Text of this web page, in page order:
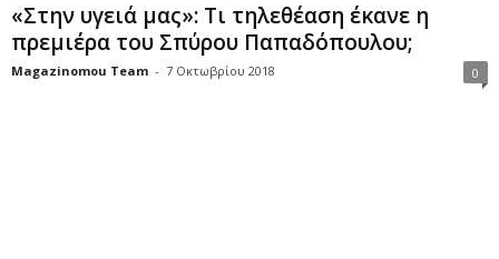
«Στην υγειά μας»: Τι τηλεθέαση έκανε η
πρεμιέρα του Σπύρου Παπαδόπουλου;
Magazinomou Team - 7 Οκτωβρίου 2018 0